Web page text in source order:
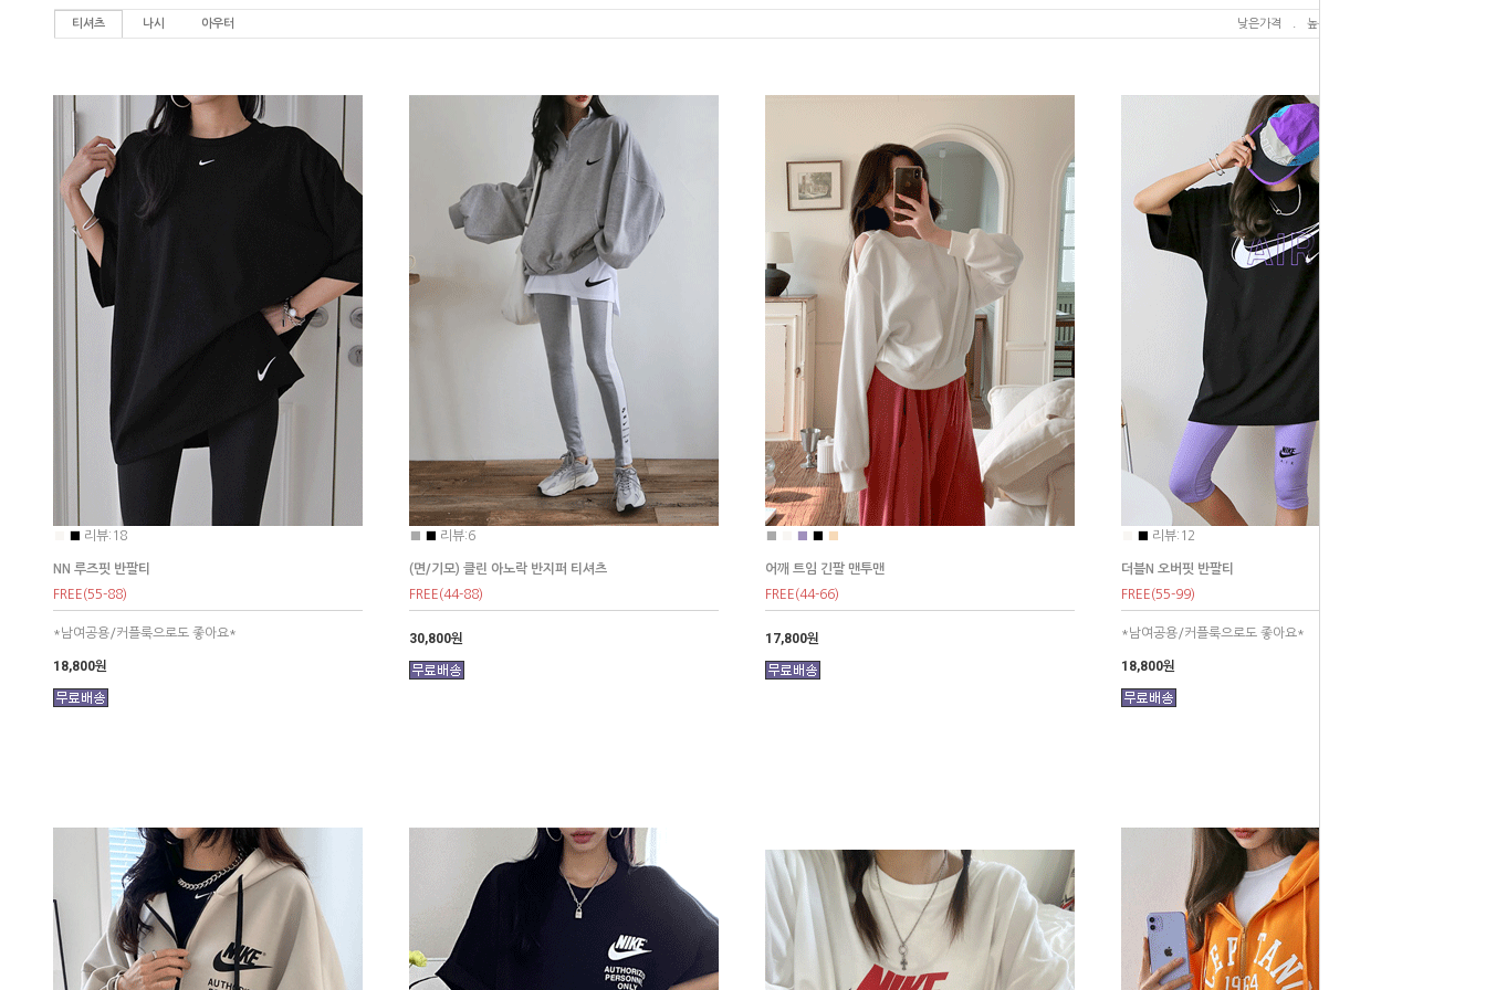
티셔츠 나시 아우터 낮은가격 높은가격
■ 리뷰:18
NN 루즈핏 반팔티
FREE(55-88)
*남여공용/커플룩으로도 좋아요*
18,800원
■ ■ 리뷰:6
(면/기모) 클린 아노락 반지퍼 티셔츠
FREE(44-88)
30,800원
■ ■ ■ ■
어깨 트임 긴팔 맨투맨
FREE(44-66)
17,800원
■ 리뷰:12
더블N 오버핏 반팔티
FREE(55-99)
*남여공용/커플룩으로도 좋아요*
18,800원